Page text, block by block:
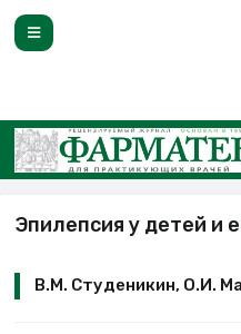
Эпилепсия у детей и
В.М. Студеникин, О.И.